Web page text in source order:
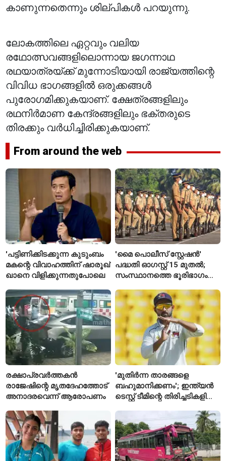
കാണുന്നതെന്നും ശില്പികൾ പറയുന്നു.
ലോകത്തിലെ ഏറ്റവും വലിയ
രഥോത്സവങ്ങളിലൊന്നായ ജഗന്നാഥ
രഥയാത്രയ്ക്ക് മുന്നോടിയായി രാജ്യത്തിന്റെ
വിവിധ ഭാഗങ്ങളിൽ ഒരുക്കങ്ങൾ
പുരോഗമിക്കുകയാണ്. ക്ഷേത്രങ്ങളിലും
രഥനിർമാണ കേന്ദ്രങ്ങളിലും ഭക്തരുടെ
തിരക്കും വർധിച്ചിരിക്കുകയാണ്.
From around the web
'പട്ടിണിക്കിടക്കുന്ന കുടുംബം
മകന്റെ വിവാഹത്തിന് ഷാരൂഖ്
ഖാനെ വിളിക്കുന്നതുപോലെ
'മൈ പൊലീസ് സ്റ്റേഷൻ'
പദ്ധതി ഓഗസ്റ്റ് 15 മുതൽ;
സംസ്ഥാനത്തെ ഭൂരിഭാഗം
എസ്‌ഐമാർക്ക്
രക്ഷാപ്രവർത്തകൻ
രാജേഷിന്റെ മൃതദേഹത്തോട്
അനാദരവെന്ന് ആരോപണം
'മുതിർന്ന താരങ്ങളെ
ബഹുമാനിക്കണം'; ഇന്ത്യൻ
ടെസ്റ്റ് ടീമിന്റെ തിരിച്ചടികളിൽ
രഹാനെ